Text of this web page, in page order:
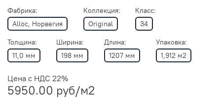
Фабрика:
Alloc, Норвегия
Коллекция:
Original
Класс:
34
Толщина:
11,0 мм
Ширина:
198 мм
Длина:
1207 мм
Упаковка:
1,912 м2
Цена с НДС 22%
5950.00 руб/м2